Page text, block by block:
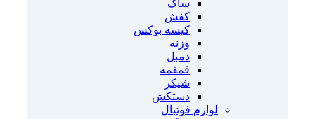
ساک
کفش
کیسه بوکس
وزنه
دمبل
قمقمه
شیکر
دستکش
لوازم فوتبال